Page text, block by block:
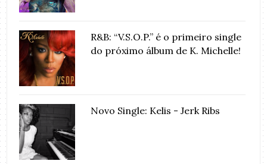
R&B: “V.S.O.P.” é o primeiro single
do próximo álbum de K. Michelle!
Novo Single: Kelis - Jerk Ribs